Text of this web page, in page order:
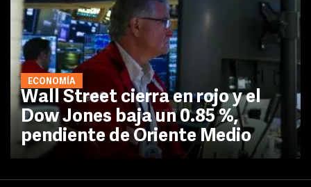
ECONOMÍA
Wall Street cierra en rojo y el
Dow Jones baja un 0.85 %,
pendiente de Oriente Medio